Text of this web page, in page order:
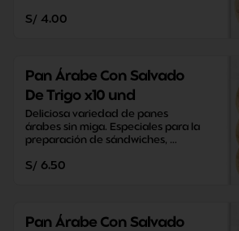
S/ 4.00
Pan Árabe Con Salvado
De Trigo x10 und
Deliciosa variedad de panes
árabes sin miga. Especiales para la
preparación de sándwiches,
S/ 6.50
Pan Árabe Con Salvado